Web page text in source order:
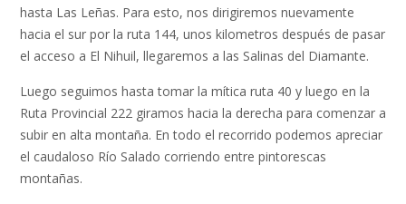
hasta Las Leñas. Para esto, nos dirigiremos nuevamente
hacia el sur por la ruta 144, unos kilometros después de pasar
el acceso a El Nihuil, llegaremos a las Salinas del Diamante.
Luego seguimos hasta tomar la mítica ruta 40 y luego en la
Ruta Provincial 222 giramos hacia la derecha para comenzar a
subir en alta montaña. En todo el recorrido podemos apreciar
el caudaloso Río Salado corriendo entre pintorescas
montañas.